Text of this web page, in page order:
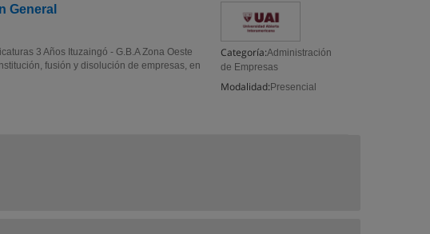
General
Categoría:Administración
de Empresas
Modalidad: Presencial
3 Años Ituzaingó - G.B.A Zona Oeste
fusión y disolución de empresas, en